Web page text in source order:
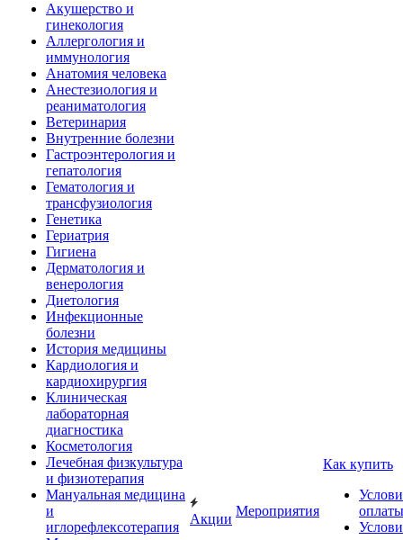
Акушерство и
гинекология
Аллергология и
иммунология
Анатомия человека
Анестезиология и
реаниматология
Ветеринария
Внутренние болезни
Гастроэнтерология и
гепатология
Гематология и
трансфузиология
Генетика
Гериатрия
Гигиена
Дерматология и
венерология
Диетология
Инфекционные
болезни
История медицины
Кардиология и
кардиохирургия
Клиническая
лабораторная
диагностика
Косметология
Лечебная физкультура
и физиотерапия
Мануальная медицина
и
иглорефлексотерапия
Акции
Мероприятия
Как купить
оплаты